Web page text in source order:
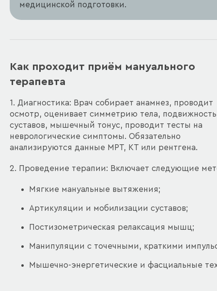
медицинской подготовки.
Как проходит приём мануального
терапевта
1. Диагностика: Врач собирает анамнез, проводит
осмотр, оценивает симметрию тела, подвижность
суставов, мышечный тонус, проводит тесты на
неврологические симптомы. Обязательно
анализируются данные МРТ, КТ или рентгена.
2. Проведение терапии: Включает следующие
Мягкие мануальные вытяжения;
Артикуляции и мобилизации суставов;
Постизометрическая релаксация мышц;
Манипуляции с точечными, краткими
Мышечно-энергетические и фасциальные